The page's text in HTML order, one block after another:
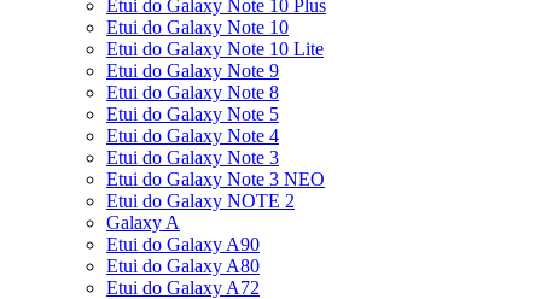
Etui do Galaxy Note 10 Plus
Etui do Galaxy Note 10
Etui do Galaxy Note 10 Lite
Etui do Galaxy Note 9
Etui do Galaxy Note 8
Etui do Galaxy Note 5
Etui do Galaxy Note 4
Etui do Galaxy Note 3
Etui do Galaxy Note 3 NEO
Etui do Galaxy NOTE 2
Galaxy A
Etui do Galaxy A90
Etui do Galaxy A80
Etui do Galaxy A72